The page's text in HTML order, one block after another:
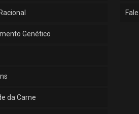
Genético
da Carne